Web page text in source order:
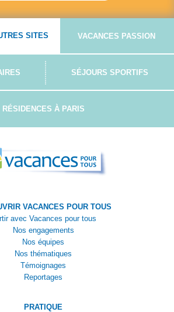
SITES VACANCES PASSION
SÉJOURS SPORTIFS
RÉSIDENCES À PARIS
VACANCES POUR TOUS
avec Vacances pour tous
Nos engagements
Nos équipes
Nos thématiques
Témoignages
Reportages
PRATIQUE